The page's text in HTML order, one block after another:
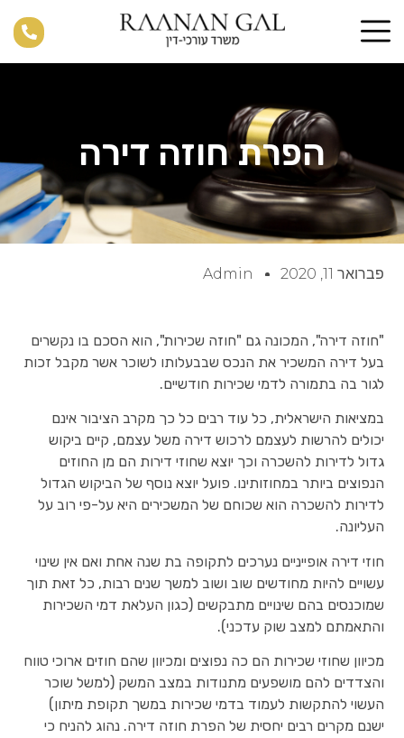
הפרת חוזה דירה
פברואר 11, 2020 Admin
"חוזה דירה", המכונה גם "חוזה שכירות", הוא הסכם בו נקשרים
בעל דירה המשכיר את הנכס שבבעלותו לשוכר אשר מקבל זכות
לגור בה בתמורה לדמי שכירות חודשיים.
במציאות הישראלית, כל עוד רבים כל כך מקרב הציבור אינם
יכולים להרשות לעצמם לרכוש דירה משל עצמם, קיים ביקוש
גדול לדירות להשכרה וכך יוצא שחוזי דירות הם מן החוזים
הנפוצים ביותר במחוזותינו. פועל יוצא נוסף של הביקוש הגדול
לדירות להשכרה הוא שכוחם של המשכירים היא על-פי רוב על
העליונה.
חוזי דירה אופייניים נערכים לתקופה בת שנה אחת ואם אין שינוי
עשויים להיות מחודשים שוב ושוב למשך שנים רבות, כל זאת תוך
שמוכנסים בהם שינויים מתבקשים (כגון העלאת דמי השכירות
והתאמתם למצב שוק עדכני).
מכיוון שחוזי שכירות הם כה נפוצים ומכיוון שהם חוזים ארוכי טווח
והצדדים להם מושפעים מתנודות במצב המשק (למשל שוכר
העשוי להתקשות לעמוד בדמי שכירות במשך תקופת מיתון)
ישנם מקרים רבים יחסית של הפרת חוזה דירה. נהוג להניח כי